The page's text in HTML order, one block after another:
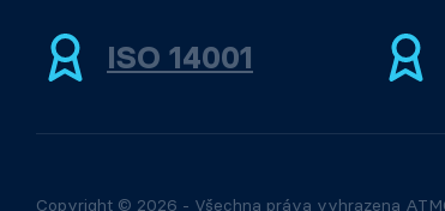
ISO 14001
Copyright © 2026 - Všechna práva vyhrazena